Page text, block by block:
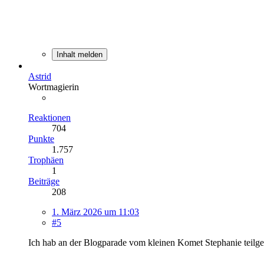
Inhalt melden
Astrid
Wortmagierin
Reaktionen
704
Punkte
1.757
Trophäen
1
Beiträge
208
1. März 2026 um 11:03
#5
Ich hab an der Blogparade vom kleinen Komet Stephanie